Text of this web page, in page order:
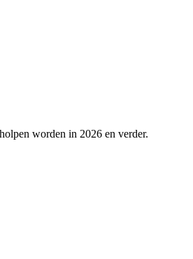
worden in 2026 en verder.